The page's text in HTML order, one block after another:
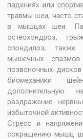
падениях или
травмы шеи, часто
в мышцах шеи.
остеохондроз,
спондилоз, также
мышечных
позвоночных
биомеханики
дополнительную
раздражение
избыточной
Стресс и
сокращению мышц